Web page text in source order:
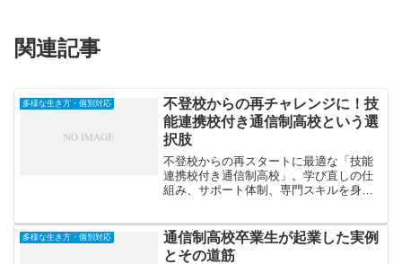
関連記事
多様な生き方・個別対応
不登校からの再チャレンジに！技
能連携校付き通信制高校という選
択肢
不登校からの再スタートに最適な「技能
連携校付き通信制高校」。学び直しの仕
組み、サポート体制、専門スキルを身に
う。
多様な生き方・個別対応
通信制高校卒業生が起業した実例
とその道筋